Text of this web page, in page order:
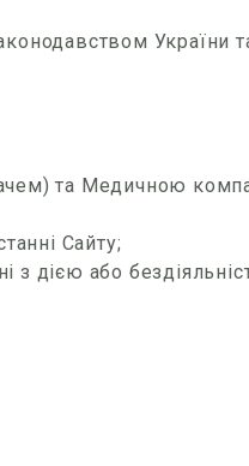
України
та Медичною
Сайту;
з дією або